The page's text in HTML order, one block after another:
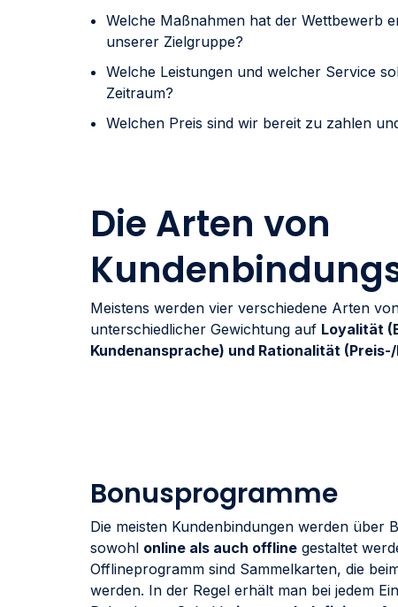
Welche Maßnahmen hat der Wettbewerb
unserer Zielgruppe?
Welche Leistungen und welcher Service
Zeitraum?
Welchen Preis sind wir bereit zu zahlen
Die Arten von
Meistens werden vier verschiedene Arten
unterschiedlicher Gewichtung auf Loyalität
Kundenansprache) und Rationalität
Bonusprogramme
Die meisten Kundenbindungen werden
sowohl online als auch offline gestaltet
Offlineprogramm sind Sammelkarten, die
werden. In der Regel erhält man bei jedem